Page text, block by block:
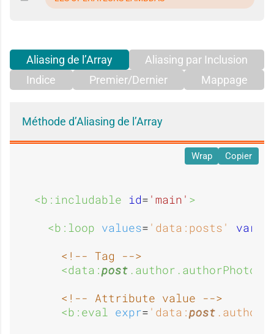
Aliasing de l’Array
Aliasing par Inclusion
Indice
Premier/Dernier Mappage
Méthode d’Aliasing de l’Array
<b:includable id= 'main' >
<b:loop values= 'data:posts' var
<!-- Tag -->
<data:post .author.authorPhoto.
<!-- Attribute value -->
<b:eval expr= 'data:post
Wrap Copier